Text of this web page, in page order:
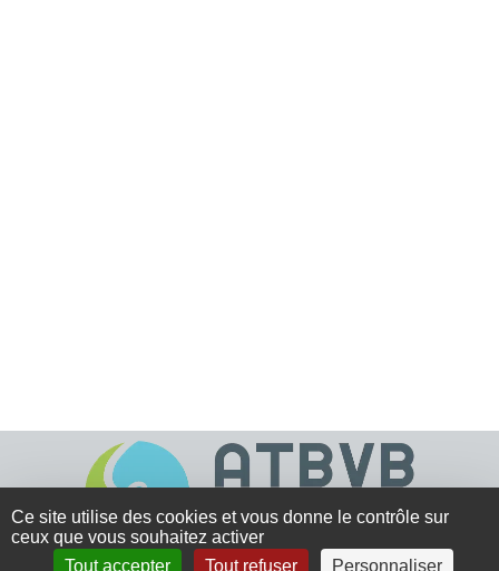
Ce site utilise des cookies et vous donne le contrôle sur
ceux que vous souhaitez activer
Tout accepter
Tout refuser
Personnaliser